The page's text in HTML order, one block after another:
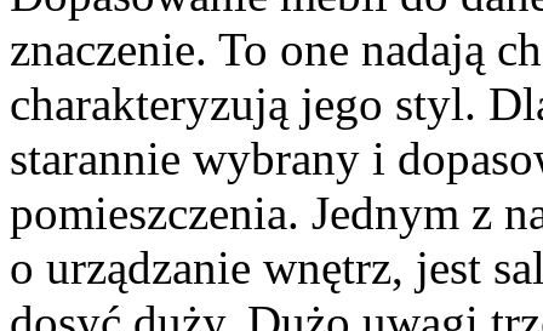
znaczenie. To one nadają
charakteryzują jego styl.
starannie wybrany i
pomieszczenia. Jednym z
o urządzanie wnętrz, jest